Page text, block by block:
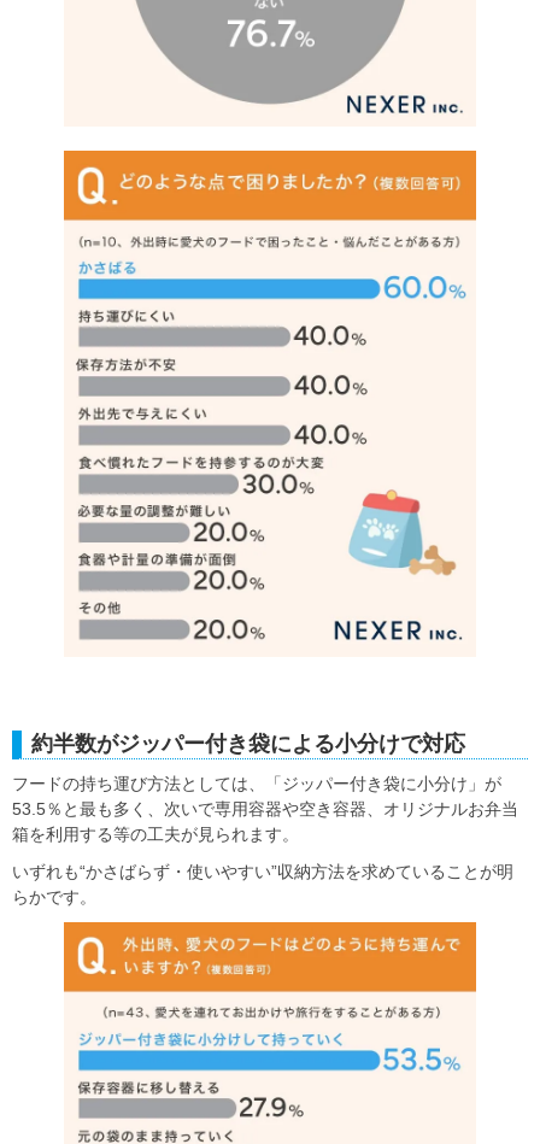
約半数がジッパー付き袋による小分けで対応
フードの持ち運び方法としては、「ジッパー付き袋に小分け」が
53.5％と最も多く、次いで専用容器や空き容器、オリジナルお弁当
箱を利用する等の工夫が見られます。
いずれも“かさばらず・使いやすい”収納方法を求めていることが明
らかです。